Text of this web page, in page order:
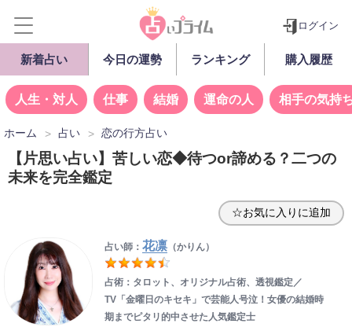
ログイン
新着占い 今日の運勢 ランキング 購入履歴
人生・対人 仕事 結婚 運命の人 相手の気持
ホーム 占い 恋の行方占い
【片思い占い】苦しい恋◆待つor諦める？二つの
未来を完全鑑定
☆お気に入りに追加
占い師： 花凛（かりん）
占術：タロット、オリジナル占術、透視鑑定／
TV「金曜日のキセキ」で芸能人号泣！女優の結婚時
期までピタリ的中させた人気鑑定士